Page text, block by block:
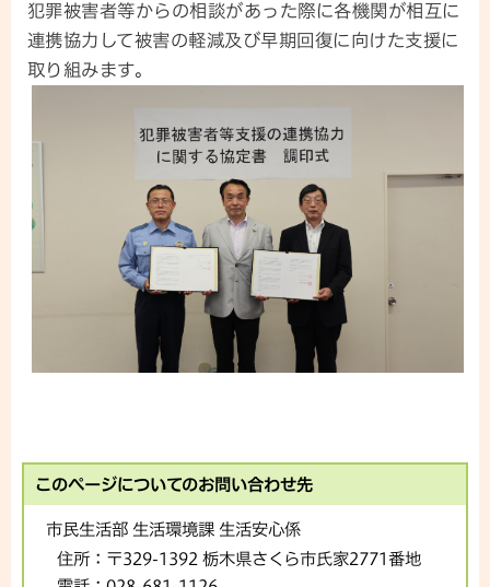
犯罪被害者等からの相談があった際に各機関が相互に
連携協力して被害の軽減及び早期回復に向けた支援に
取り組みます。
このページについてのお問い合わせ先
市民生活部 生活環境課 生活安心係
住所： 〒329-1392 栃木県さくら市氏家2771番地